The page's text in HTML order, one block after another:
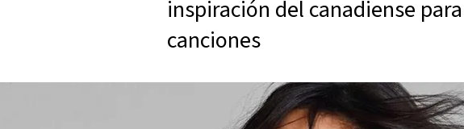
inspiración del canadiense
canciones